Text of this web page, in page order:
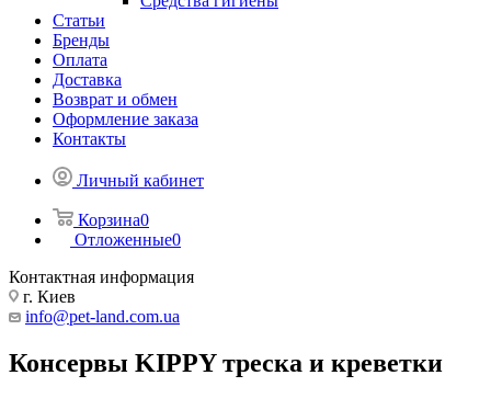
Статьи
Бренды
Оплата
Доставка
Возврат и обмен
Оформление заказа
Контакты
Личный кабинет
Корзина0
Отложенные0
Контактная информация
г. Киев
info@pet-land.com.ua
Консервы KIPPY треска и креветки